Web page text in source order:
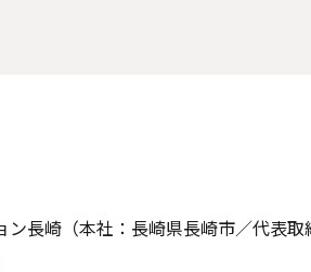
長崎（本社：長崎県長崎市／代表